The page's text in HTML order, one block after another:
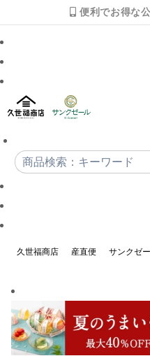
便利でお得な
久世福商店 産直便 サンクゼ